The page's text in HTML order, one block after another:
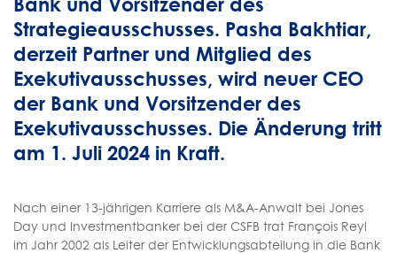
Bank und Vorsitzender des
Strategieausschusses. Pasha Bakhtiar,
derzeit Partner und Mitglied des
Exekutivausschusses, wird neuer CEO
der Bank und Vorsitzender des
Exekutivausschusses. Die Änderung tritt
am 1. Juli 2024 in Kraft.
Nach einer 13-jährigen Karriere als M&A-Anwalt bei Jones
Day und Investmentbanker bei der CSFB trat François Reyl
im Jahr 2002 als Leiter der Entwicklungsabteilung in die Bank